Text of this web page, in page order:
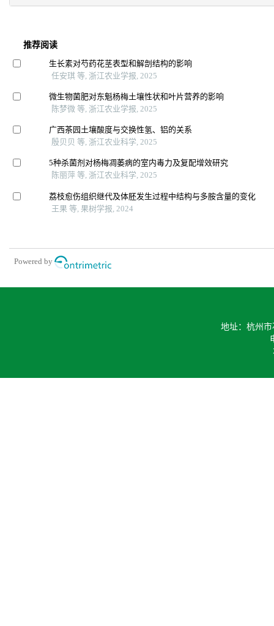
推荐阅读
生长素对芍药花茎表型和解剖结构的影响
任安琪 等, 浙江农业学报, 2025
微生物菌肥对东魁杨梅土壤性状和叶片营养的影响
陈梦微 等, 浙江农业学报, 2025
广西茶园土壤酸度与交换性氢、铝的关系
殷贝贝 等, 浙江农业科学, 2025
5种杀菌剂对杨梅凋萎病的室内毒力及复配增效研究
陈丽萍 等, 浙江农业科学, 2025
荔枝愈伤组织继代及体胚发生过程中结构与多胺含量的变化
王果 等, 果树学报, 2024
Powered by
地址：杭州